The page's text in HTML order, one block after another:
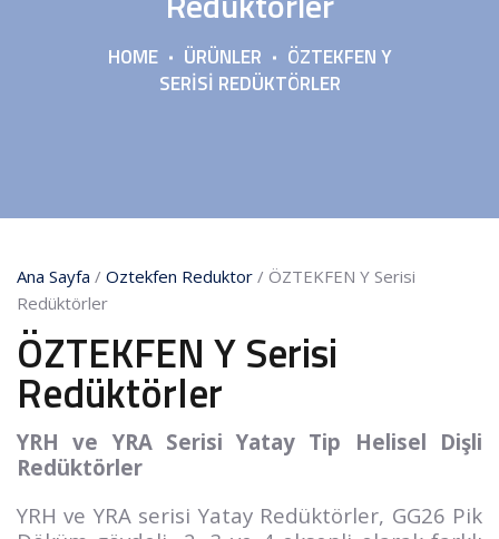
HOME ÜRÜNLER
ÖZTEKFEN Y
SERISI REDÜKTÖRLER
Ana Sayfa / Oztekfen Reduktor / ÖZTEKFEN Y Serisi
Redüktörler
ÖZTEKFEN Y Serisi
Redüktörler
YRH ve YRA Serisi Yatay Tip Helisel Dişli
Redüktörler
YRH ve YRA serisi Yatay Redüktörler, GG26 Pik